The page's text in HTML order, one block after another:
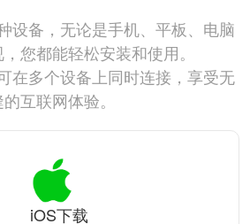
设备，无论是手机、平板、电脑
您都能轻松安装和使用。
在多个设备上同时连接，享受无
互联网体验。
iOS下载